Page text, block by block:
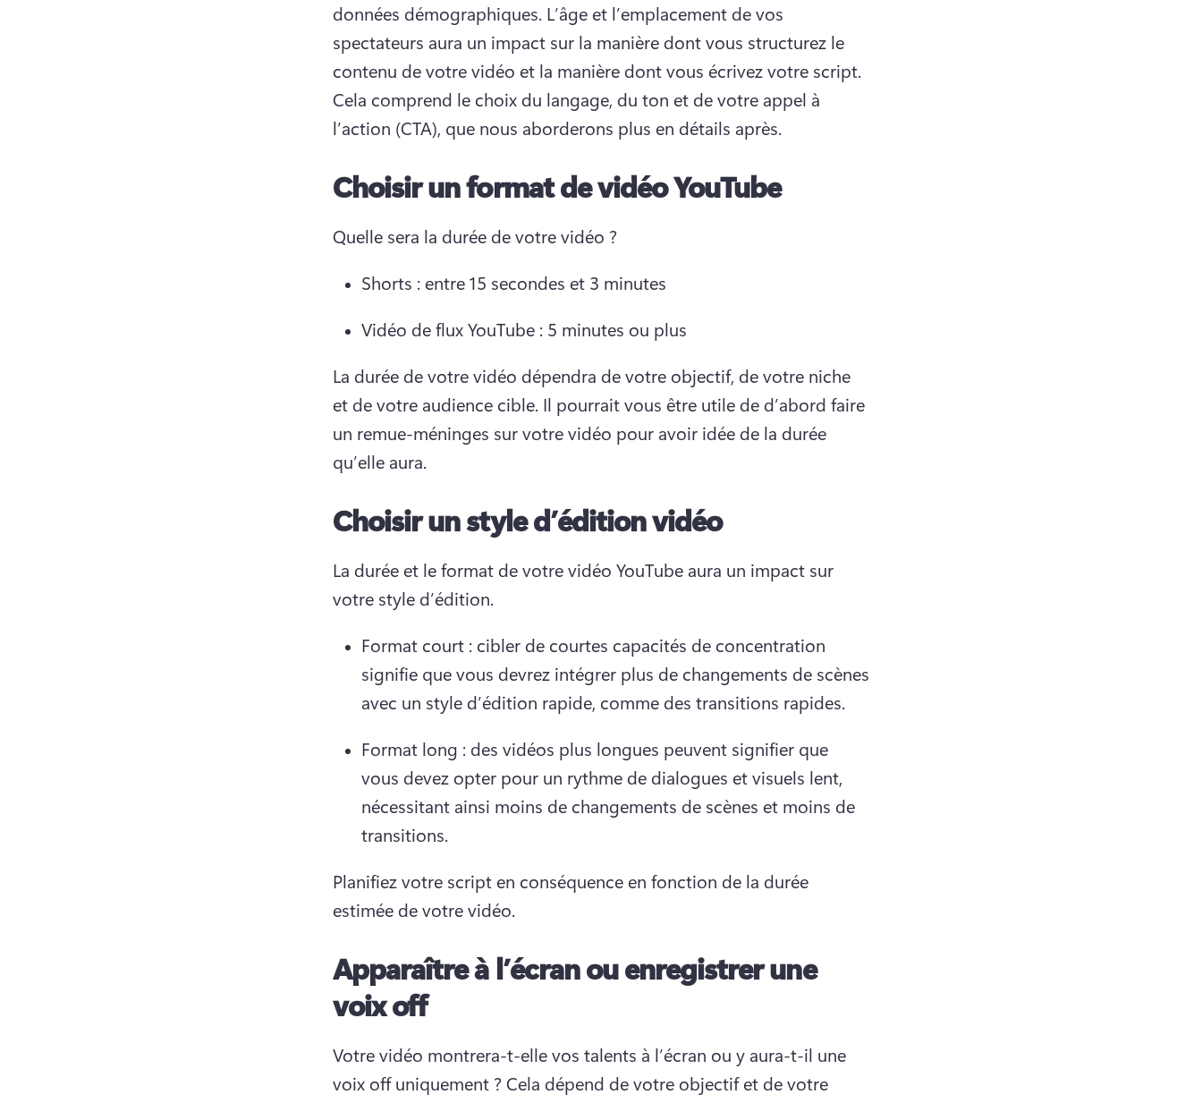
données démographiques. L’âge et l’emplacement de vos
spectateurs aura un impact sur la manière dont vous structurez le
Cela comprend le choix du langage, du ton et de votre appel à
l’action (CTA), que nous aborderons plus en détails après.
Choisir un format de vidéo YouTube
Quelle sera la durée de votre vidéo ?
Shorts : entre 15 secondes et 3 minutes
Vidéo de flux YouTube : 5 minutes ou plus
La durée de votre vidéo dépendra de votre objectif, de votre niche
et de votre audience cible. Il pourrait vous être utile de d’abord faire
un remue-méninges sur votre vidéo pour avoir idée de la durée
qu’elle aura.
Choisir un style d’édition vidéo
La durée et le format de votre vidéo YouTube aura un impact sur
votre style d’édition.
Format court : cibler de courtes capacités de concentration
signifie que vous devrez intégrer plus de changements de scènes
avec un style d’édition rapide, comme des transitions rapides.
Format long : des vidéos plus longues peuvent signifier que
vous devez opter pour un rythme de dialogues et visuels lent,
nécessitant ainsi moins de changements de scènes et moins de
transitions.
Planifiez votre script en conséquence en fonction de la durée
estimée de votre vidéo.
Apparaître à l’écran ou enregistrer une
voix off
Votre vidéo montrera-t-elle vos talents à l’écran ou y aura-t-il une
voix off uniquement ? Cela dépend de votre objectif et de votre